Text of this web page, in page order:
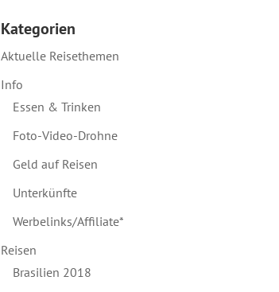
Kategorien
Aktuelle Reisethemen
Info
Essen & Trinken
Foto-Video-Drohne
Geld auf Reisen
Unterkünfte
Werbelinks/Affiliate*
Reisen
Brasilien 2018